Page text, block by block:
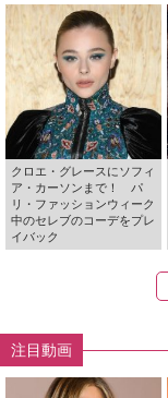
クロエ・グレースにソフィ
ア・カーソンまで！ パ
リ・ファッションウィーク
中のセレブのコーデをプレ
イバック
注目動画